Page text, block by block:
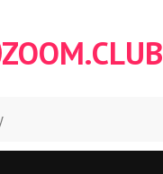
ZOOM.CLUB